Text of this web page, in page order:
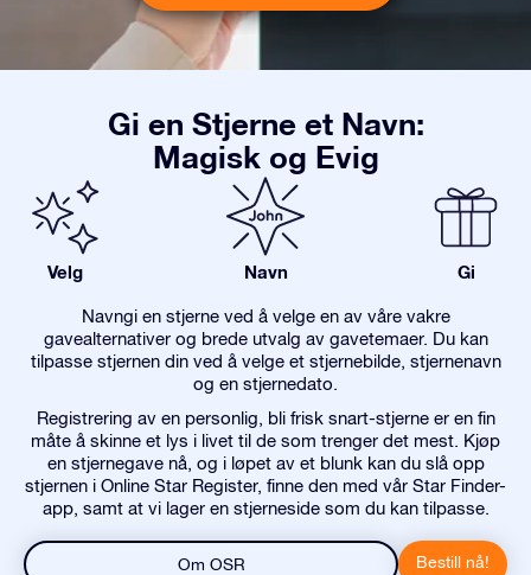
Gi en Stjerne et Navn:
Magisk og Evig
Velg Navn Gi
Navngi en stjerne ved å velge en av våre vakre
gavealternativer og brede utvalg av gavetemaer. Du kan
tilpasse stjernen din ved å velge et stjernebilde, stjernenavn
og en stjernedato.
Registrering av en personlig, bli frisk snart-stjerne er en fin
måte å skinne et lys i livet til de som trenger det mest. Kjøp
en stjernegave nå, og i løpet av et blunk kan du slå opp
stjernen i Online Star Register, finne den med vår Star Finder-
app, samt at vi lager en stjerneside som du kan tilpasse.
Om OSR Bestill nå!